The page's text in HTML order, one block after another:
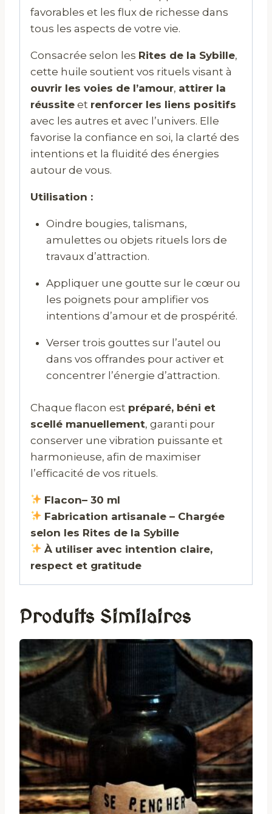
favorables et les flux de richesse dans
tous les aspects de votre vie.
Consacrée selon les Rites de la Sybille,
cette huile soutient vos rituels visant à
ouvrir les voies de l’amour, attirer la
réussite et renforcer les liens positifs
avec les autres et avec l’univers. Elle
favorise la confiance en soi, la clarté des
intentions et la fluidité des énergies
autour de vous.
Utilisation :
Oindre bougies, talismans,
amulettes ou objets rituels lors de
travaux d’attraction.
Appliquer une goutte sur le cœur ou
les poignets pour amplifier vos
intentions d’amour et de prospérité.
Verser trois gouttes sur l’autel ou
dans vos offrandes pour activer et
concentrer l’énergie d’attraction.
Chaque flacon est préparé, béni et
scellé manuellement, garanti pour
conserver une vibration puissante et
harmonieuse, afin de maximiser
l’efficacité de vos rituels.
Flacon– 30 ml
Fabrication artisanale – Chargée
selon les Rites de la Sybille
À utiliser avec intention claire,
respect et gratitude
Produits Similaires